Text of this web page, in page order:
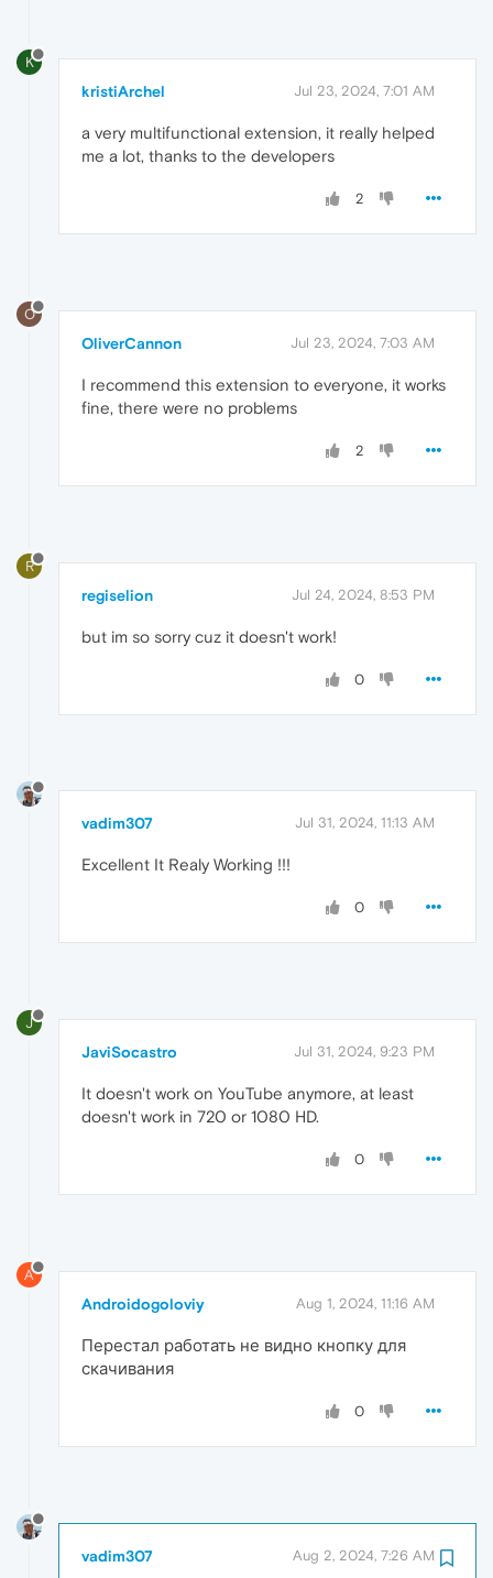
K
kristiArchel Jul 23, 2024, 7:01 AM
a very multifunctional extension, it really helped
me a lot, thanks to the developers
2
O
OliverCannon Jul 23, 2024, 7:03 AM
I recommend this extension to everyone, it works
fine, there were no problems
2
R
regiselion Jul 24, 2024, 8:53 PM
but im so sorry cuz it doesn't work!
0
vadim307 Jul 31, 2024, 11:13 AM
Excellent It Realy Working !!!
0
J
JaviSocastro Jul 31, 2024, 9:23 PM
It doesn't work on YouTube anymore, at least
doesn't work in 720 or 1080 HD.
0
A
Androidogoloviy Aug 1, 2024, 11:16 AM
Перестал работать не видно кнопку для
скачивания
0
vadim307 Aug 2, 2024, 7:26 AM